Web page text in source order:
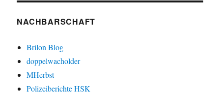
NACHBARSCHAFT
Brilon Blog
doppelwacholder
MHerbst
Polizeiberichte HSK